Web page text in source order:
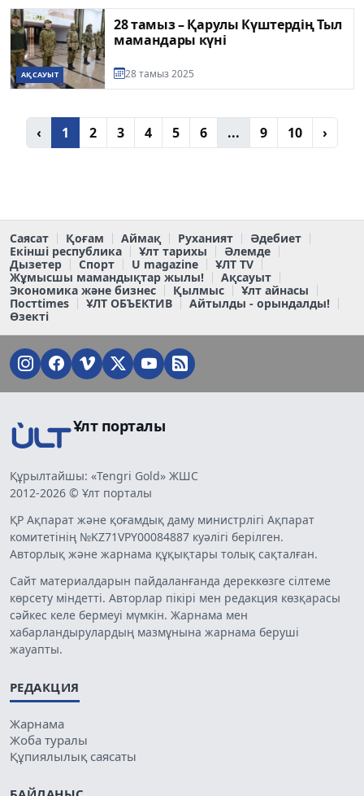
АҚСАУЫТ
28 тамыз – Қарулы Күштердің Тыл
мамандары күні
28 тамыз 2025
‹ 1 2 3 4 5 6 ... 9 10 ›
Саясат Қоғам Аймақ Руханият
Әдебиет
Екінші республика
Ұлт тарихы
Әлемде
Дызетер
Спорт U magazine
ҰЛТ TV
Жұмысшы мамандықтар жылы!
Ақсауыт
Экономика және бизнес
Қылмыс
Ұлт айнасы
Постtimes
ҰЛТ ОБЪЕКТИВ
Айтылды - орындалды!
Өзекті
Ұлт порталы
Құрылтайшы: «Tengri Gold» ЖШС
2012-2026 © Ұлт порталы
ҚР Ақпарат және қоғамдық даму министрлігі Ақпарат
комитетінің №KZ71VPY00084887 куәлігі берілген.
Авторлық және жарнама құқықтары толық сақталған.
Сайт материалдарын пайдаланғанда дереккөзге сілтеме
көрсету міндетті. Авторлар пікірі мен редакция көзқарасы
сәйкес келе бермеуі мүмкін. Жарнама мен
хабарландырулардың мазмұнына жарнама беруші
жауапты.
РЕДАКЦИЯ
Жарнама
Жоба туралы
Құпиялылық саясаты